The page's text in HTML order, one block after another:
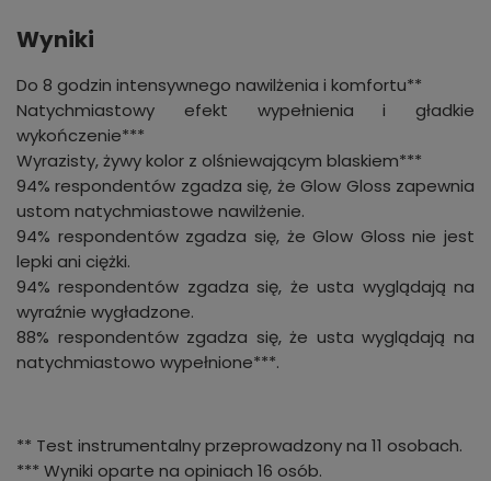
Wyniki
Do 8 godzin intensywnego nawilżenia i komfortu**
Natychmiastowy efekt wypełnienia i gładkie
wykończenie***
Wyrazisty, żywy kolor z olśniewającym blaskiem***
94% respondentów zgadza się, że Glow Gloss zapewnia
ustom natychmiastowe nawilżenie.
94% respondentów zgadza się, że Glow Gloss nie jest
lepki ani ciężki.
94% respondentów zgadza się, że usta wyglądają na
wyraźnie wygładzone.
88% respondentów zgadza się, że usta wyglądają na
natychmiastowo wypełnione***.
** Test instrumentalny przeprowadzony na 11 osobach.
*** Wyniki oparte na opiniach 16 osób.